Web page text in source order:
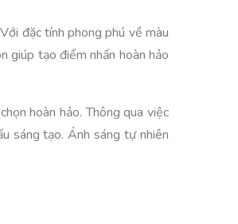
đặc tính phong phú về màu
giúp tạo điểm nhấn hoàn hảo
hoàn hảo. Thông qua việc
sáng tạo. Ánh sáng tự nhiên